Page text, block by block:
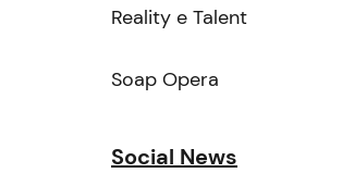
Reality e Talent
Soap Opera
Social News